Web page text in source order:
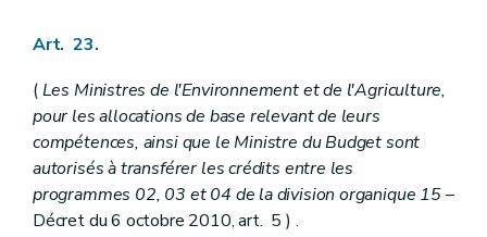
Art. 23.
(Les Ministres de l'Environnement et de l'Agriculture,
pour les allocations de base relevant de leurs
compétences, ainsi que le Ministre du Budget sont
autorisés à transférer les crédits entre les
programmes 02, 03 et 04 de la division organique 15–
Décret du 6 octobre 2010, art. 5 ) .